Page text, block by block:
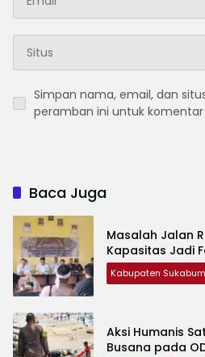
Simpan nama, email, dan
peramban ini untuk
Baca Juga
Masalah Jalan
Kapasitas Jadi
Kabupaten
Aksi Humanis
Busana pada